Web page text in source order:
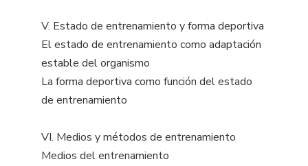
V. Estado de entrenamiento y forma deportiva
El estado de entrenamiento como adaptación
estable del organismo
La forma deportiva como función del estado
de entrenamiento
VI. Medios y métodos de entrenamiento
Medios del entrenamiento